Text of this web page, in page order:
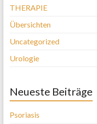
THERAPIE
Übersichten
Uncategorized
Urologie
Neueste Beiträge
Psoriasis